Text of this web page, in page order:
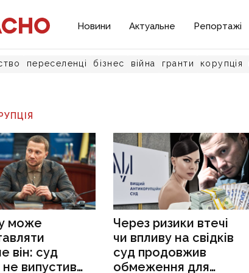
Новини Актуальне Репортажі
переселенці бізнес війна гранти корупція
може
він: суд
не випустив
Через ризики втечі
чи впливу на свідків
суд продовжив
обмеження для